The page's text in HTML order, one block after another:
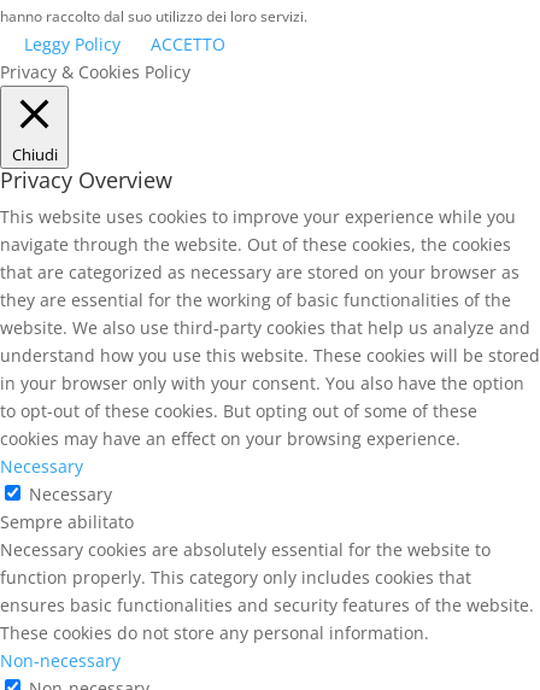
hanno raccolto dal suo utilizzo dei loro servizi.
Leggy Policy
ACCETTO
Privacy & Cookies Policy
Chiudi
Privacy Overview
This website uses cookies to improve your experience while you
navigate through the website. Out of these cookies, the cookies
that are categorized as necessary are stored on your browser as
they are essential for the working of basic functionalities of the
website. We also use third-party cookies that help us analyze and
understand how you use this website. These cookies will be stored
in your browser only with your consent. You also have the option
to opt-out of these cookies. But opting out of some of these
cookies may have an effect on your browsing experience.
Necessary
Necessary
Sempre abilitato
Necessary cookies are absolutely essential for the website to
function properly. This category only includes cookies that
ensures basic functionalities and security features of the website.
These cookies do not store any personal information.
Non-necessary